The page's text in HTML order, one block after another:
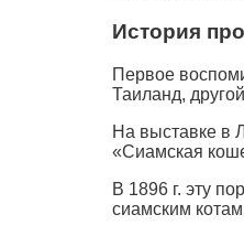
История
Первое
Таиланд,
На выставке в
«Сиамская
В 1896 г. эту
сиамским